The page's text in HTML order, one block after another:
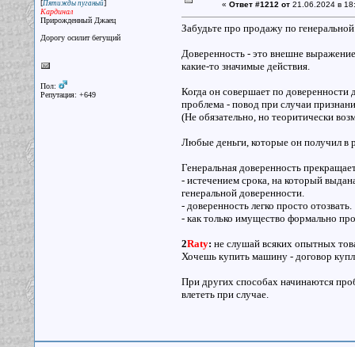
[Пятижды пуганый]
Кардинал
Прирожденный Джаец
Дорогу осилит бегущий
Пол:
Репутация: +649
« Ответ #1212 от21.06.2024 в
Забудьте про продажу по
Доверенность - это внешне
какие-то значимые действия.
Когда он совершает по доверенности
проблема - повод при случаи
(Не обязательно, но теоритически
Любые деньги, которые он получил в
Генеральная доверенность
- истечением срока, на который
генеральной доверенности.
- доверенность легко просто отозвать.
- как только имущество формально
2Raty: не слушай всяких опытных
Хочешь купить машину - договор
При других способах начинаются
влететь при случае.